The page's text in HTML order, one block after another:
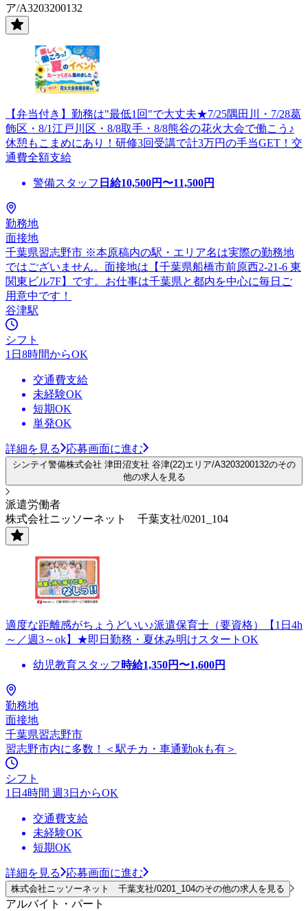
ア/A3203200132
【弁当付き】勤務は"最低1回"で大丈夫★7/25隅田川・7/28葛
飾区・8/1江戸川区・8/8取手・8/8熊谷の花火大会で働こう♪
休憩もこまめにあり！研修3回受講で計3万円の手当GET！交
通費全額支給
警備スタッフ 日給10,500円〜11,500円
勤務地
面接地
千葉県習志野市 ※本原稿内の駅・エリア名は実際の勤務地
ではございません。面接地は【千葉県船橋市前原西2-21-6 東
関東ビル7F】です。お仕事は千葉県と都内を中心に毎日ご
用意中です！
谷津駅
シフト
1日8時間からOK
交通費支給
未経験OK
短期OK
単発OK
詳細を見る 応募画面に進む
シンテイ警備株式会社 津田沼支社 谷津(22)エリア/A3203200132のその
他の求人を見る
派遣労働者
株式会社ニッソーネット 千葉支社/0201_104
適度な距離感がちょうどいい♪派遣保育士（要資格）【1日4h
～／週3～ok】★即日勤務・夏休み明けスタートOK
幼児教育スタッフ 時給1,350円〜1,600円
勤務地
面接地
千葉県習志野市
習志野市内に多数！＜駅チカ・車通勤okも有＞
シフト
1日4時間 週3日からOK
交通費支給
未経験OK
短期OK
詳細を見る 応募画面に進む
株式会社ニッソーネット 千葉支社/0201_104のその他の求人を見る
アルバイト・パート